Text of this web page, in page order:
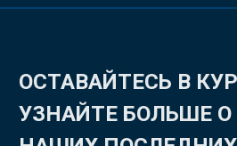
ОСТАВАЙТЕСЬ В
УЗНАЙТЕ БОЛЬШЕ О